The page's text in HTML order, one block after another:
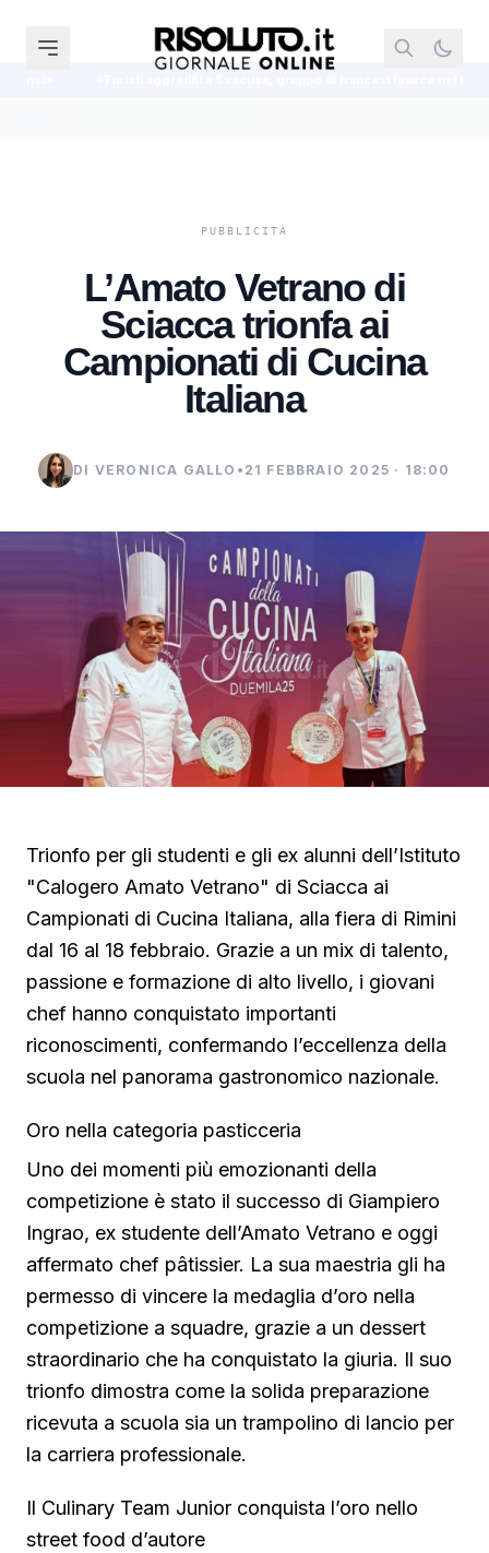
L’Amato Vetrano di
Sciacca trionfa ai
Campionati di Cucina
Italiana
DI VERONICA GALLO • 21 FEBBRAIO 2025 · 18:00
Trionfo per gli studenti e gli ex alunni dell’Istituto
"Calogero Amato Vetrano" di Sciacca ai
Campionati di Cucina Italiana, alla fiera di Rimini
dal 16 al 18 febbraio. Grazie a un mix di talento,
passione e formazione di alto livello, i giovani
chef hanno conquistato importanti
riconoscimenti, confermando l’eccellenza della
scuola nel panorama gastronomico nazionale.
Oro nella categoria pasticceria
Uno dei momenti più emozionanti della
competizione è stato il successo di Giampiero
Ingrao, ex studente dell’Amato Vetrano e oggi
affermato chef pâtissier. La sua maestria gli ha
permesso di vincere la medaglia d’oro nella
competizione a squadre, grazie a un dessert
straordinario che ha conquistato la giuria. Il suo
trionfo dimostra come la solida preparazione
ricevuta a scuola sia un trampolino di lancio per
la carriera professionale.
Il Culinary Team Junior conquista l’oro nello
street food d’autore